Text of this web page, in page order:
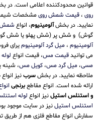
قوانین محدودکننده اعلامی است. در
روی ، قیمت شمش رویمشخصات
نمایید. در بخشآلومینیوم، انواع شمش
گوش) و شش پر (شش پهلو یا شش
آلومینیوم ، میل گرد آلومینیومیرای
می توانیدقیمت مس، قیمت انواع
مسی، میل گرد مس، کویل مس، شینه
ملاحظه نمایید. در بخشسربنیز
ارائه شده است. انواع مقاطعبرنجی
و استنلس استیلنیز انواع لوله
استنلس استیلنیز در سایت موجود
سفارش انواع مقاطع فلزی هم از طریق